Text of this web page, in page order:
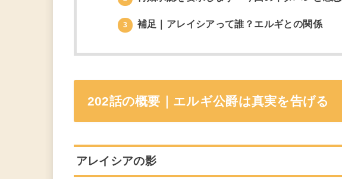
3 補足｜アレイシアって誰？エルギとの関係
202話の概要｜エルギ公爵は真実を告げる
アレイシアの影